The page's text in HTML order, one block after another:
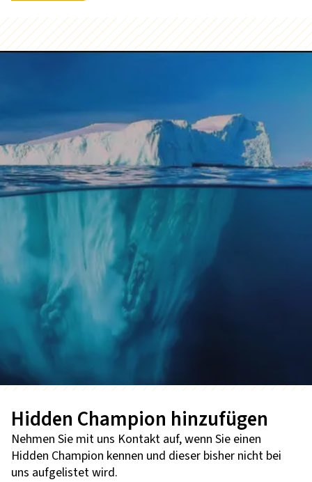
Hidden Champion hinzufügen
Nehmen Sie mit uns Kontakt auf, wenn Sie einen
Hidden Champion kennen und dieser bisher nicht bei
uns aufgelistet wird.